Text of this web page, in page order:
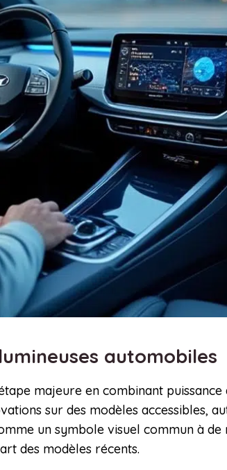
automobiles
majeure en combinant
sur des modèles accessibles,
un symbole visuel commun à
des modèles récents.